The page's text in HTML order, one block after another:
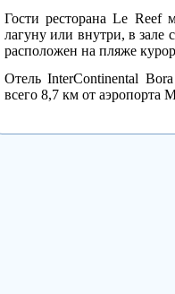
Гости ресторана Le Reef
лагуну или внутри, в зале
расположен на пляже
Отель InterContinental
всего 8,7 км от аэропорта